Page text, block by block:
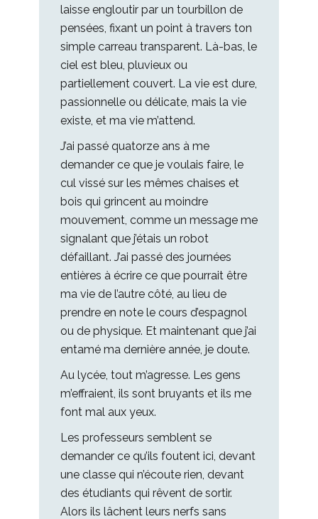
laisse engloutir par un tourbillon de
pensées, fixant un point à travers ton
simple carreau transparent. Là-bas, le
ciel est bleu, pluvieux ou
partiellement couvert. La vie est dure,
passionnelle ou délicate, mais la vie
existe, et ma vie m’attend.
J’ai passé quatorze ans à me
demander ce que je voulais faire, le
cul vissé sur les mêmes chaises et
bois qui grincent au moindre
mouvement, comme un message me
signalant que j’étais un robot
défaillant. J’ai passé des journées
entières à écrire ce que pourrait être
ma vie de l’autre côté, au lieu de
prendre en note le cours d’espagnol
ou de physique. Et maintenant que j’ai
entamé ma dernière année, je doute.
Au lycée, tout m’agresse. Les gens
m’effraient, ils sont bruyants et ils me
font mal aux yeux.
Les professeurs semblent se
demander ce qu’ils foutent ici, devant
une classe qui n’écoute rien, devant
des étudiants qui rêvent de sortir.
Alors ils lâchent leurs nerfs sans